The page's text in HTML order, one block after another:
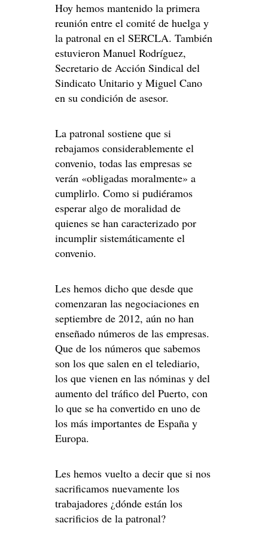
Hoy hemos mantenido la primera
reunión entre el comité de huelga y
la patronal en el SERCLA. También
estuvieron Manuel Rodríguez,
Secretario de Acción Sindical del
Sindicato Unitario y Miguel Cano
en su condición de asesor.
La patronal sostiene que si
rebajamos considerablemente el
convenio, todas las empresas se
verán «obligadas moralmente» a
cumplirlo. Como si pudiéramos
esperar algo de moralidad de
quienes se han caracterizado por
incumplir sistemáticamente el
convenio.
Les hemos dicho que desde que
comenzaran las negociaciones en
septiembre de 2012, aún no han
enseñado números de las empresas.
Que de los números que sabemos
son los que salen en el telediario,
los que vienen en las nóminas y del
aumento del tráfico del Puerto, con
lo que se ha convertido en uno de
los más importantes de España y
Europa.
Les hemos vuelto a decir que si nos
sacrificamos nuevamente los
trabajadores ¿dónde están los
sacrificios de la patronal?